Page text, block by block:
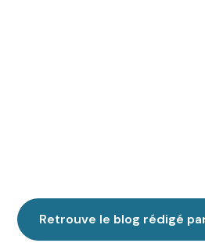
Retrouve le blog rédigé